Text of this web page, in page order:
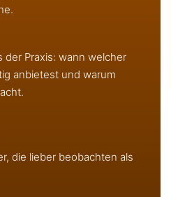
der Praxis: wann welcher
anbietest und warum
die lieber beobachten als